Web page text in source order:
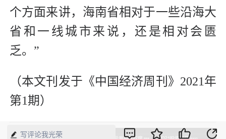
个方面来讲，海南省相对于一些沿海大
省和一线城市来说，还是相对会匮
乏。”
（本文刊发于《中国经济周刊》2021年
第1期）
写评论我光荣